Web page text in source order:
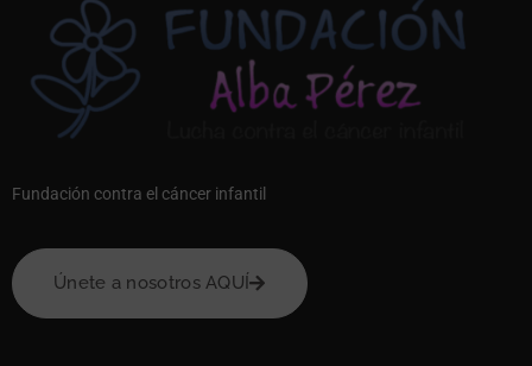
Fundación contra el cáncer infantil
Únete a nosotros AQUÍ